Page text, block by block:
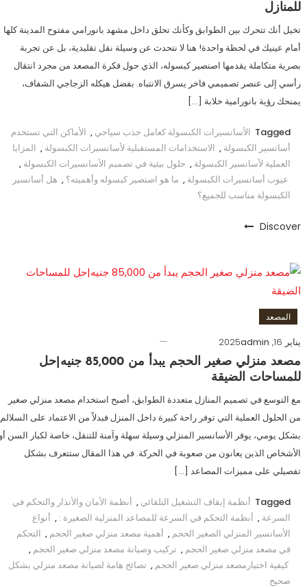
للمنازل
تخيل أنك تتحرك بين الطوابق وكأنك تحلق داخل مشهد بانورامي مفتوح المدينة كلها
أمام عينيك في لحظة واحدة! هنا لا نتحدث عن وسيلة نقل تقليدية، بل عن تجربة
بصرية متكاملة يقدمها اصنصير كبسوله، الذي حول فكرة المصعد من مجرد انتقال
رأسي إلى عنصر تصميمي فاخر يسرق الانتباه. بفضل هيكله الزجاجي الشفاف،
يمنحك رؤية بانورامية خلابة […]
Tagged الأسانسيرات الكبسولة كعامل جذب سياحي , الأماكن التي تستخدم
أسانسير الكبسولة , الاستخدامات المستقبلية لأسانسيرات الكبسولة , المزايا
العملية لأسانسير الكبسولة , حلول بيئية في تصميم الأسانسيرات الكبسولة ,
عيوب أسانسيرات الكبسولة , ما هو اصنصير كبسوله وأهميته؟ , هل أسانسير
الكبسولة مناسب للجميع؟
Discover
المصعد
يناير 16, 2025
admin
مصعد منزلي صغير الحجم يبدأ من 85,000 جنيه|حل
للمساحات الضيقة
مع التوسع في تصميم المنازل متعددة الطوابق، أصبح استخدام مصعد منزلي صغير
من الحلول العملية التي توفر راحة كبيرة داخل المنزل فبدلاً من الاعتماد على السلالم
بشكل يومي، يوفر الأسانسير المنزلي وسيلة سهلة وآمنة للتنقل، خاصة لكبار السن
الأشخاص الذين يعانون من صعوبة في الحركة. في هذا المقال ستتعرف بشكل
تفصيلي على مميزات المصاعد […]
Tagged أنظمة إيقاف التشغيل التلقائي , أنظمة الأمان والأنذار والتحكم في
السرعة , أنظمة التحكم في السرعة للمصاعد المنزلية الصغيرة : , أنواع
الأسانسير المنزلي الصغير الحجم , أهمية مصعد منزلي صغير الحجم , التحكم
في مصعد منزلي صغير الحجم , تركيب وصيانة مصعد منزلي صغير الحجم ,
كيفية اختيارمصعد منزلي صغير الحجم , نصائح هامة لصيانة مصعد منزلي بشكل
صحيح